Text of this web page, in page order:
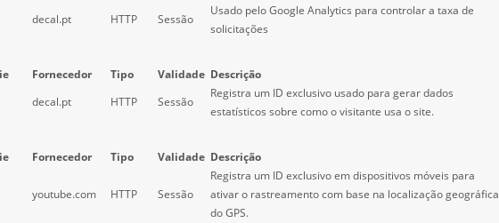
decal.pt HTTP Sessão
Usado pelo Google Analytics para controlar a taxa de
solicitações
Fornecedor Tipo Validade Descrição
decal.pt HTTP Sessão
Registra um ID exclusivo usado para gerar dados
estatísticos sobre como o visitante usa o site.
Fornecedor Tipo Validade Descrição
youtube.com HTTP Sessão
Registra um ID exclusivo em dispositivos móveis para
ativar o rastreamento com base na localização geográfica
do GPS.